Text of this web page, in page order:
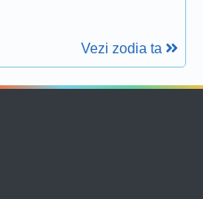
Vezi zodia ta